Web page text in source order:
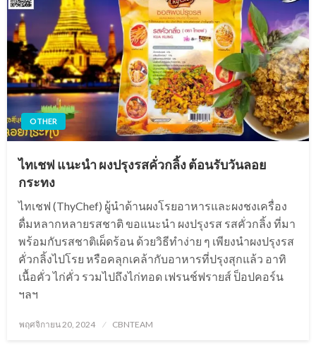
OTHER
ไทเชฟ แนะนำ ผงปรุงรสคั่วกลิ้ง ต้อนรับวันลอย
กระทง
ไทเชฟ (ThyChef) ผู้นำด้านผงโรยอาหารและผงชงเครื่อง
ดื่มหลากหลายรสชาติ ขอแนะนำ ผงปรุงรส รสคั่วกลิ้ง ที่มา
พร้อมกับรสชาติเผ็ดร้อน ด้วยวิธีทำง่าย ๆ เพียงนำผงปรุงรส
คั่วกลิ้งไปโรย หรือคลุกเคล้ากับอาหารที่ปรุงสุกแล้ว อาทิ
เนื้อคั่ว ไก่คั่ว รวมไปถึงไก่ทอด เฟรนช์ฟรายส์ ป็อปคอร์น
ฯลฯ
Posted
พฤศจิกายน 20, 2024 CBNTEAM